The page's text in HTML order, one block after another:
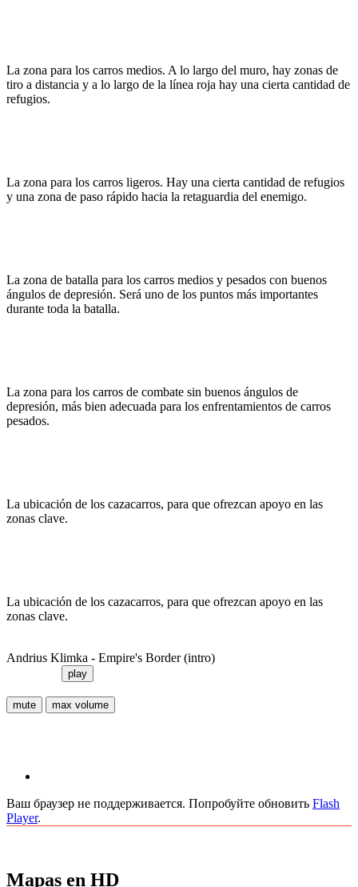
La zona para los carros medios. A lo largo del muro, hay zonas de
tiro a distancia y a lo largo de la línea roja hay una cierta cantidad de
refugios.
La zona para los carros ligeros. Hay una cierta cantidad de refugios
y una zona de paso rápido hacia la retaguardia del enemigo.
La zona de batalla para los carros medios y pesados con buenos
ángulos de depresión. Será uno de los puntos más importantes
durante toda la batalla.
La zona para los carros de combate sin buenos ángulos de
depresión, más bien adecuada para los enfrentamientos de carros
pesados.
La ubicación de los cazacarros, para que ofrezcan apoyo en las
zonas clave.
La ubicación de los cazacarros, para que ofrezcan apoyo en las
zonas clave.
Andrius Klimka - Empire's Border (intro)
play
mute max volume
Ваш браузер не поддерживается. Попробуйте обновить Flash
Player.
Mapas en HD